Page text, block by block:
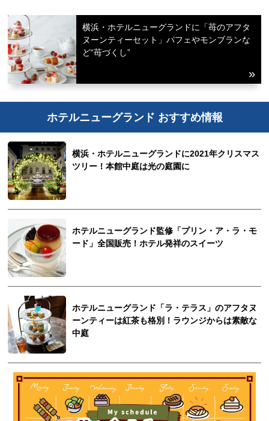
横浜・ホテルニューグランドに「苺のアフタ
ヌーンティーセット」パフェやモンブランな
ど“苺づくし”
ホテルニューグランド おすすめ情報
横浜・ホテルニューグランドに2021年クリスマス
ツリー！本館中庭は光の庭園に
ホテルニューグランド監修「プリン・ア・ラ・モ
ード」全国販売！ホテル発祥のスイーツ
ホテルニューグランド「ラ・テラス」のアフタヌ
ーンティーは紅茶も格別！ラウンジからは素敵な
中庭